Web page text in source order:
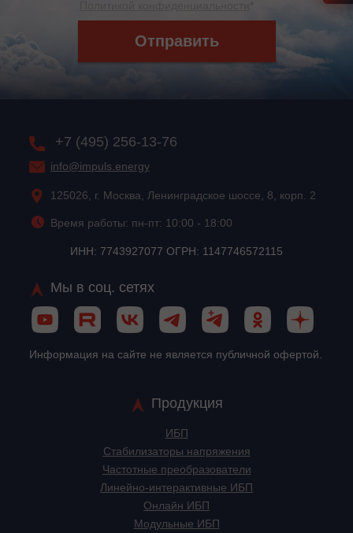
Отправить
+7 (495) 256-13-76
info@impuls.energy
125026, г. Москва, Ленинградское шоссе, 8, корп. 2
Время работы: пн-пт: 10:00 - 18:00
ИНН: 7743927077 ОГРН: 1147746572115
Мы в соц. сетях
Информация на сайте не является публичной офертой.
Продукция
ИБП
Стабилизаторы напряжения
Частотные преобразователи
Линейно-интерактивные ИБП
Онлайн ИБП
Модульные ИБП